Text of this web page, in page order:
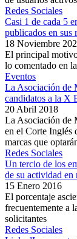
Redes Sociales
Casi 1 de cada 5
publicados en sus
18 Noviembre
El principal
lo comentado en
Eventos
La Asociación de
candidatos a la X
20 Abril 2018
La Asociación de
en el Corte Inglés
marcas que
Redes Sociales
Un tercio de los
de su actividad en
15 Enero 2016
El porcentaje
frecuentemente a
solicitantes
Redes Sociales